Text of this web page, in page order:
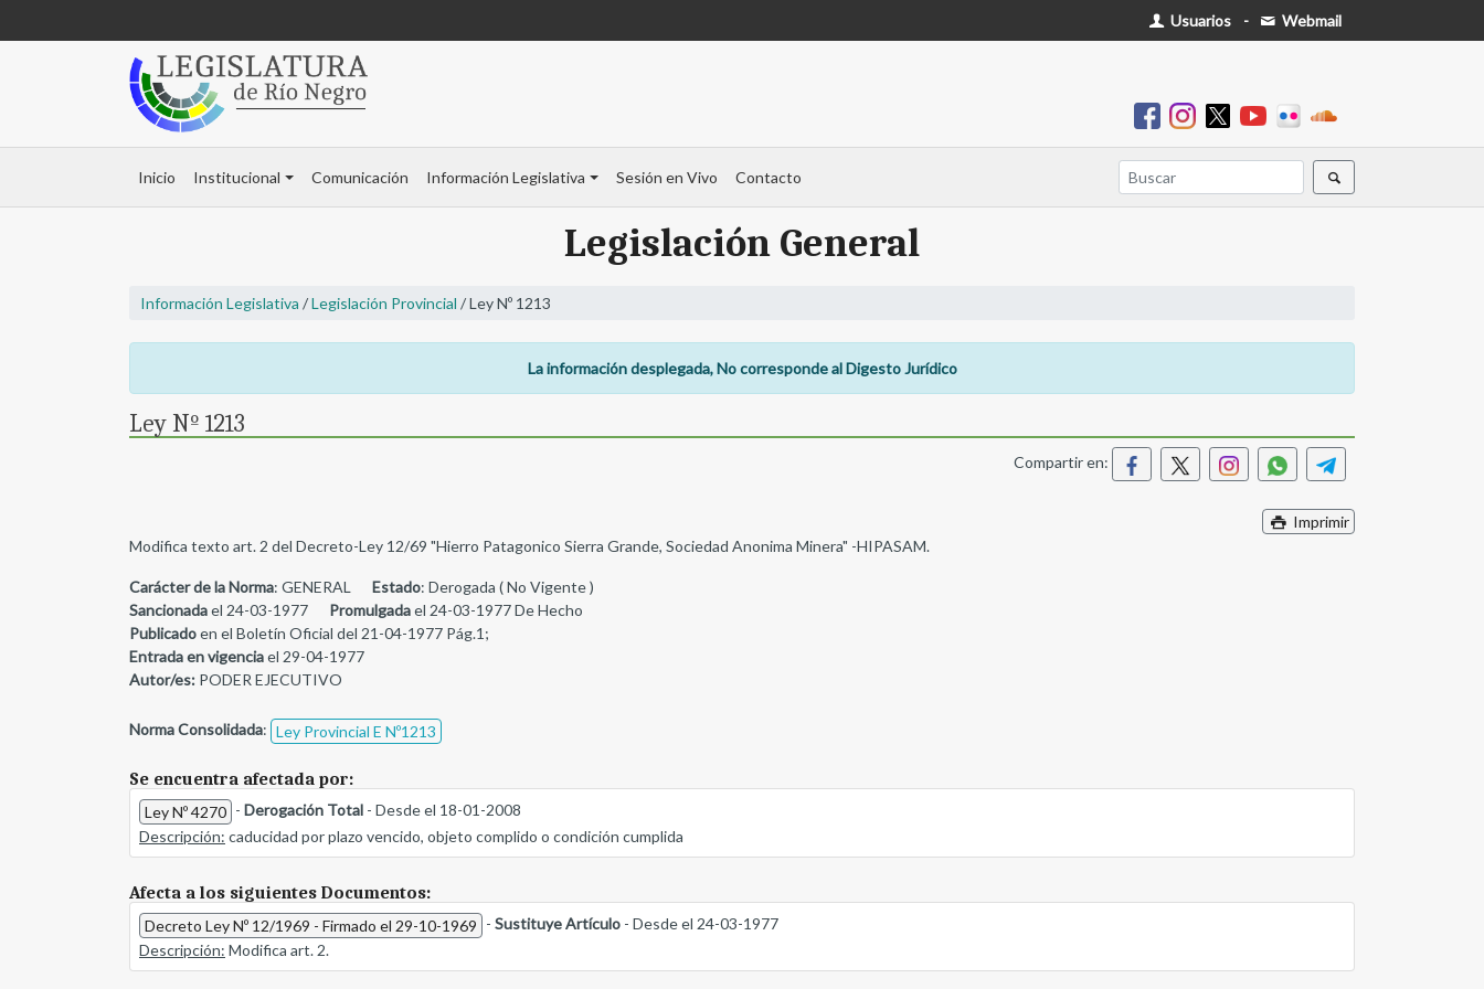
Usuarios - Webmail
Inicio Institucional Comunicación Información Legislativa Sesión en Vivo Contacto
Legislación General
Información Legislativa /Legislación Provincial / Ley Nº 1213
La información desplegada, No corresponde al Digesto Jurídico
Ley Nº 1213
Compartir en:
Imprimir
Modifica texto art. 2 del Decreto-Ley 12/69 "Hierro Patagonico Sierra Grande, Sociedad Anonima Minera" -HIPASAM.
Carácter de la Norma: GENERAL Estado: Derogada ( No Vigente )
Sancionadael 24-03-1977 Promulgadael 24-03-1977 De Hecho
Publicadoen el Boletín Oficial del 21-04-1977 Pág.1;
Entrada en vigenciael 29-04-1977
Autor/es: PODER EJECUTIVO
Norma Consolidada: Ley Provincial E Nº1213
Se encuentra afectada por:
Ley Nº 4270 - Derogación Total - Desde el 18-01-2008
Descripción: caducidad por plazo vencido, objeto complido o condición cumplida
Afecta a los siguientes Documentos:
Decreto Ley Nº 12/1969 - Firmado el 29-10-1969 - Sustituye Artículo - Desde el 24-03-1977
Descripción: Modifica art. 2.